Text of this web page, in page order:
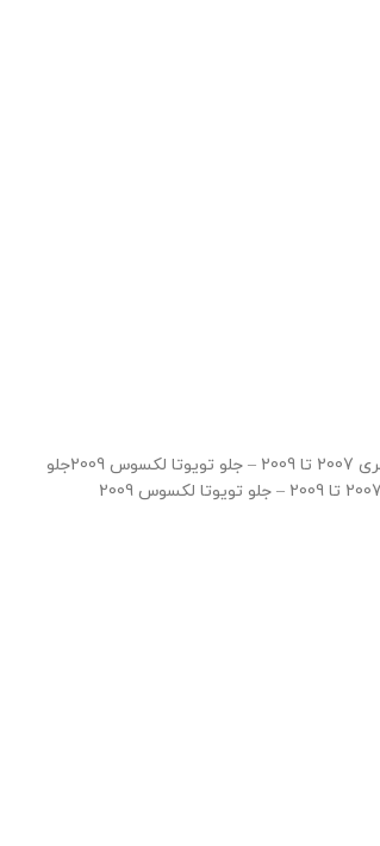
جلو تویوتا لندکروز 2007 – تویوتا کمری 2007 تا 2009 – جلو تویوتا لکسوس 2009جلو تویوتا لندکروز 2007 – تویوتا کمری 2007 تا 2009 – جلو تویوتا لکسوس 2009جلو